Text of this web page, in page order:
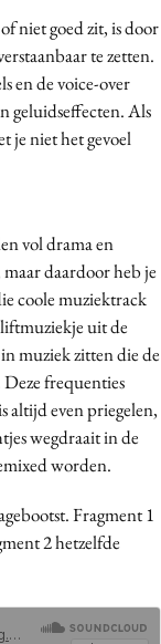
niet goed zit, is door
te zetten.
en de voice-over
geluidseffecten. Als
je niet het gevoel
vol drama en
maar daardoor heb je
coole muziektrack
uit de
muziek zitten die de
Deze frequenties
altijd even priegelen,
wegdraait in de
worden.
Fragment 1
2 hetzelfde